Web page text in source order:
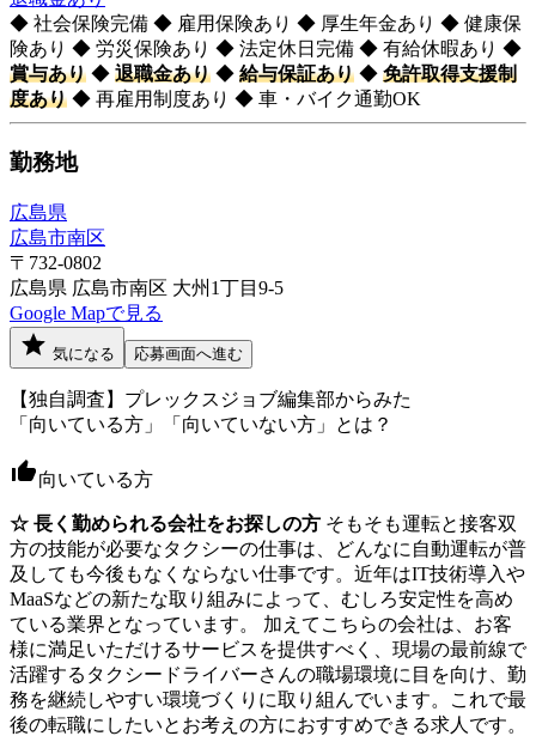
◆ 社会保険完備 ◆ 雇用保険あり ◆ 厚生年金あり ◆ 健康保
険あり ◆ 労災保険あり ◆ 法定休日完備 ◆ 有給休暇あり ◆
賞与あり ◆ 退職金あり ◆ 給与保証あり ◆ 免許取得支援制
度あり ◆ 再雇用制度あり ◆ 車・バイク通勤OK
勤務地
広島県
広島市南区
〒732-0802
広島県 広島市南区 大州1丁目9-5
Google Mapで見る
気になる 応募画面へ進む
【独自調査】プレックスジョブ編集部からみた
「向いている方」「向いていない方」とは？
向いている方
☆ 長く勤められる会社をお探しの方 そもそも運転と接客双
方の技能が必要なタクシーの仕事は、どんなに自動運転が普
及しても今後もなくならない仕事です。近年はIT技術導入や
MaaSなどの新たな取り組みによって、むしろ安定性を高め
ている業界となっています。 加えてこちらの会社は、お客
様に満足いただけるサービスを提供すべく、現場の最前線で
活躍するタクシードライバーさんの職場環境に目を向け、勤
務を継続しやすい環境づくりに取り組んでいます。これで最
後の転職にしたいとお考えの方におすすめできる求人です。